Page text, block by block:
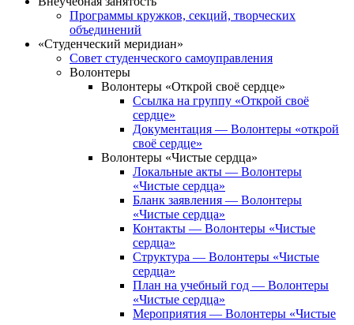
Программы кружков, секций, творческих
объединений
«Студенческий меридиан»
Совет студенческого самоуправления
Волонтеры
Волонтеры «Открой своё сердце»
Ссылка на группу «Открой своё
сердце»
Документация — Волонтеры «открой
своё сердце»
Волонтеры «Чистые сердца»
Локальные акты — Волонтеры
«Чистые сердца»
Бланк заявления — Волонтеры
«Чистые сердца»
Контакты — Волонтеры «Чистые
сердца»
Структура — Волонтеры «Чистые
сердца»
План на учебный год — Волонтеры
«Чистые сердца»
Мероприятия — Волонтеры «Чистые